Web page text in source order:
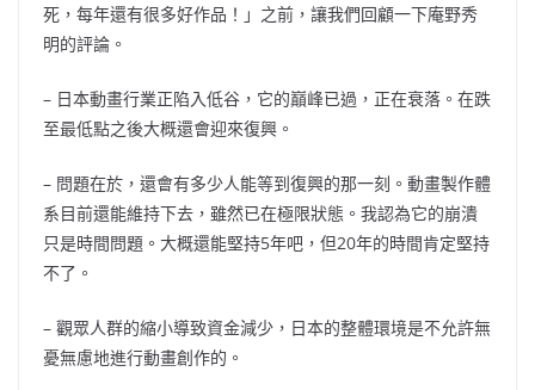
死，每年還有很多好作品！」之前，讓我們回顧一下庵野秀
明的評論。
– 日本動畫行業正陷入低谷，它的巔峰已過，正在衰落。在跌
至最低點之後大概還會迎來復興。
– 問題在於，還會有多少人能等到復興的那一刻。動畫製作體
系目前還能維持下去，雖然已在極限狀態。我認為它的崩潰
只是時間問題。大概還能堅持5年吧，但20年的時間肯定堅持
不了。
– 觀眾人群的縮小導致資金減少，日本的整體環境是不允許無
憂無慮地進行動畫創作的。